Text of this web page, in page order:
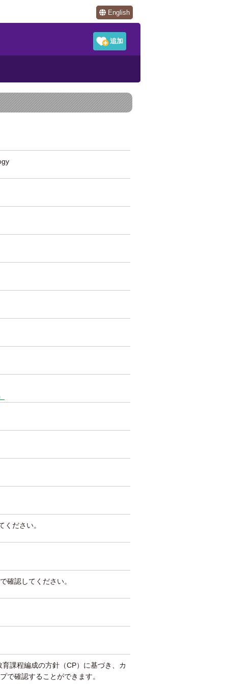
English
ださい。
確認してください。
課程編成の方針（CP）に基づき、カ
で確認することができます。